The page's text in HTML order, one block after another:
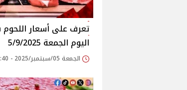
اليوم الجمعة 5/9/2025
الجمعة 05/سبتمبر/2025 - 11:40 ص